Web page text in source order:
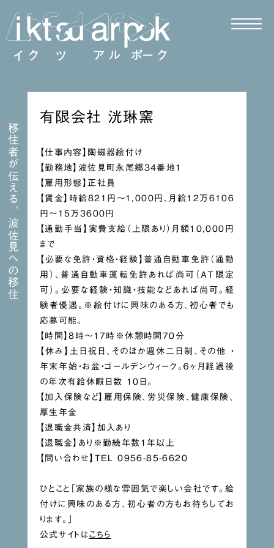
移住者が伝える、波佐見への移住
有限会社 洸琳窯
【仕事内容】陶磁器絵付け
【勤務地】波佐見町永尾郷34番地1
【雇用形態】正社員
【賃金】時給821円〜1,000円、月給12万6106
円〜15万3600円
【通勤手当】実費支給（上限あり）月額10,000円
まで
【必要な免許・資格・経験】普通自動車免許（通勤
用）、普通自動車運転免許あれば尚可（ＡＴ限定
可）。必要な経験・知識・技能などあれば尚可。経
験者優遇。※絵付けに興味のある方、初心者でも
応募可能。
【時間】8時〜17時※休憩時間70分
【休み】土日祝日、そのほか週休二日制、その他 ・
年末年始・お盆・ゴールデンウィーク。６ヶ月経過後
の年次有給休暇日数 10日。
【加入保険など】雇用保険、労災保険、健康保険、
厚生年金
【退職金共済】加入あり
【退職金】あり※勤続年数1年以上
【問い合わせ】TEL 0956-85-6620
ひとこと「家族の様な雰囲気で楽しい会社です。絵
付けに興味のある方、初心者の方もお待ちしてお
ります。」
公式サイトはこちら